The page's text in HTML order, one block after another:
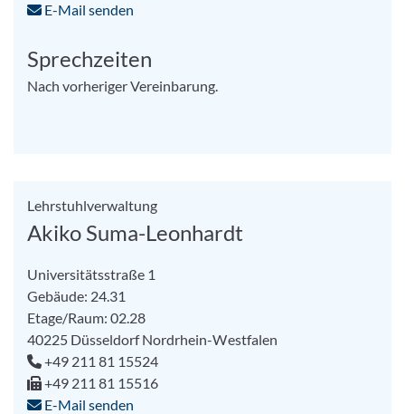
E-Mail senden
Sprechzeiten
Nach vorheriger Vereinbarung.
Lehrstuhlverwaltung
Akiko Suma-Leonhardt
Universitätsstraße 1
Gebäude: 24.31
Etage/Raum: 02.28
40225 DüsseldorfNordrhein-Westfalen
+49 211 81 15524
+49 211 81 15516
E-Mail senden